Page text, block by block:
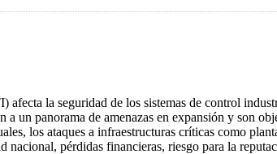
la seguridad de los sistemas de control
un panorama de amenazas en expansión y son
los ataques a infraestructuras críticas como
pérdidas financieras, riesgo para la